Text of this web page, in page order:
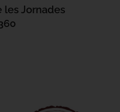
les Jornades